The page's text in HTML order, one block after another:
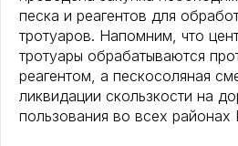
песка и реагентов для
тротуаров. Напомним, что
тротуары обрабатываются
реагентом, а пескосоляная
ликвидации скользкости на
пользования во всех районах